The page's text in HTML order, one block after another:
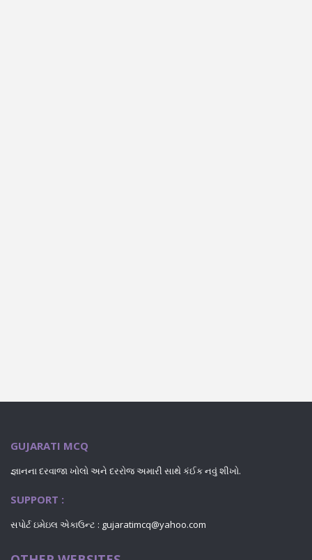
GUJARATI MCQ
જ્ઞાનના દરવાજા ખોલો અને દરરોજ અમારી સાથે કંઈક નવું શીખો.
SUPPORT :
સપોર્ટ ઇમેઇલ એકાઉન્ટ : gujaratimcq@yahoo.com